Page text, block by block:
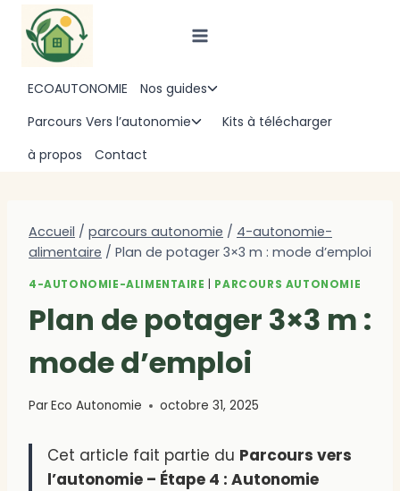
contenu
ECOAUTONOMIE Nos guides
le
Parcours Vers l’autonomie
Ouvrir/fermer
Kits à télécharger
à propos
Contact
Accueil / parcours autonomie / 4-autonomie-
alimentaire / Plan de potager 3×3 m : mode d’emploi
4-AUTONOMIE-ALIMENTAIRE | PARCOURS AUTONOMIE
Plan de potager 3×3 m :
mode d’emploi
ParEco Autonomie octobre 31, 2025
Cet article fait partie du Parcours vers
l’autonomie – Étape 4 : Autonomie